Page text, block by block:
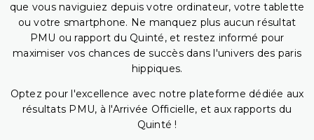
que vous naviguiez depuis votre ordinateur, votre tablette
ou votre smartphone. Ne manquez plus aucun résultat
PMU ou rapport du Quinté, et restez informé pour
maximiser vos chances de succès dans l'univers des paris
hippiques.
Optez pour l'excellence avec notre plateforme dédiée aux
résultats PMU, à l'Arrivée Officielle, et aux rapports du
Quinté !